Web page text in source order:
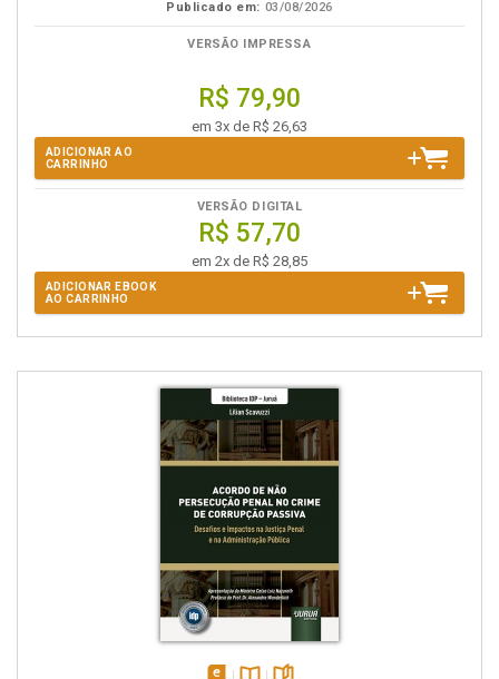
Publicado em: 03/08/2026
VERSÃO IMPRESSA
R$ 79,90
em 3x de R$ 26,63
ADICIONAR AO
CARRINHO
VERSÃO DIGITAL
R$ 57,70
em 2x de R$ 28,85
ADICIONAR EBOOK
AO CARRINHO